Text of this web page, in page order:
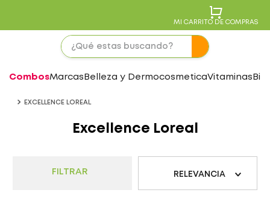
MI CARRITO DE COMPRAS
CombosMarcas Belleza y DermocosmeticaVitaminas
EXCELLENCE LOREAL
Excellence Loreal
FILTRAR RELEVANCIA